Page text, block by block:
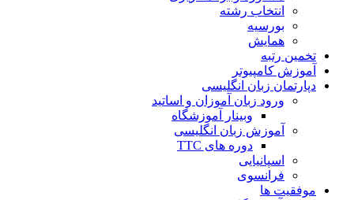
انتخاب رشته
بورسیه
همایش
تخمین رتبه
آموزش کامپیوتر
دپارتمان زبان انگلیسی
ورود زبان آموزان و اساتید
وبینار آموزشگاه
آموزش زبان انگلیسی
دوره های TTC
اسپانیایی
فرانسوی
موفقیت ها